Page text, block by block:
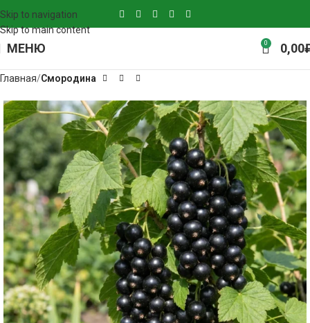
Skip to navigation
Skip to main content
МЕНЮ 0 0,00
Главная Смородина